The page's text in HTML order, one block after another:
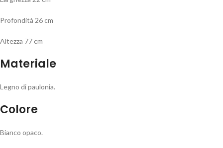
Profondità 26 cm
Altezza 77 cm
Materiale
Legno di paulonia.
Colore
Bianco opaco.